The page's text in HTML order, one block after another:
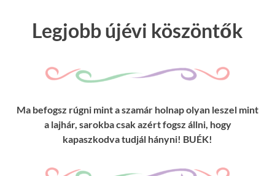
Legjobb újévi köszöntők
Ma befogsz rúgni mint a szamár holnap olyan leszel mint
a lajhár, sarokba csak azért fogsz állni, hogy
kapaszkodva tudjál hányni! BUÉK!